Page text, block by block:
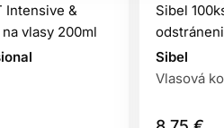
Intensive &
vlasy 200ml
Sibel
Sibel
Vlasová